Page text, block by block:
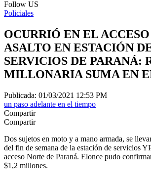
Follow US
Policiales
OCURRIÓ EN EL
ASALTO EN ESTACIÓN
SERVICIOS DE PARANÁ:
MILLONARIA SUMA EN
Publicada: 01/03/2021 12:53 PM
un paso adelante en el tiempo
Compartir
Compartir
Dos sujetos en moto y a mano armada, se
del fin de semana de la estación de servicios
acceso Norte de Paraná. Elonce pudo
$1,2 millones.